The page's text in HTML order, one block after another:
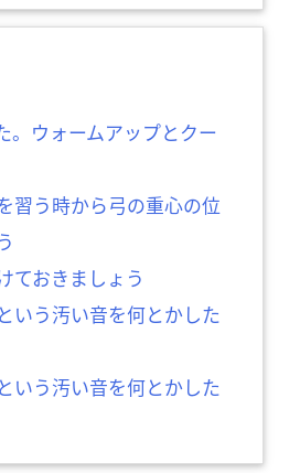
。ウォームアップとクー
習う時から弓の重心の位
ておきましょう
いう汚い音を何とかした
いう汚い音を何とかした